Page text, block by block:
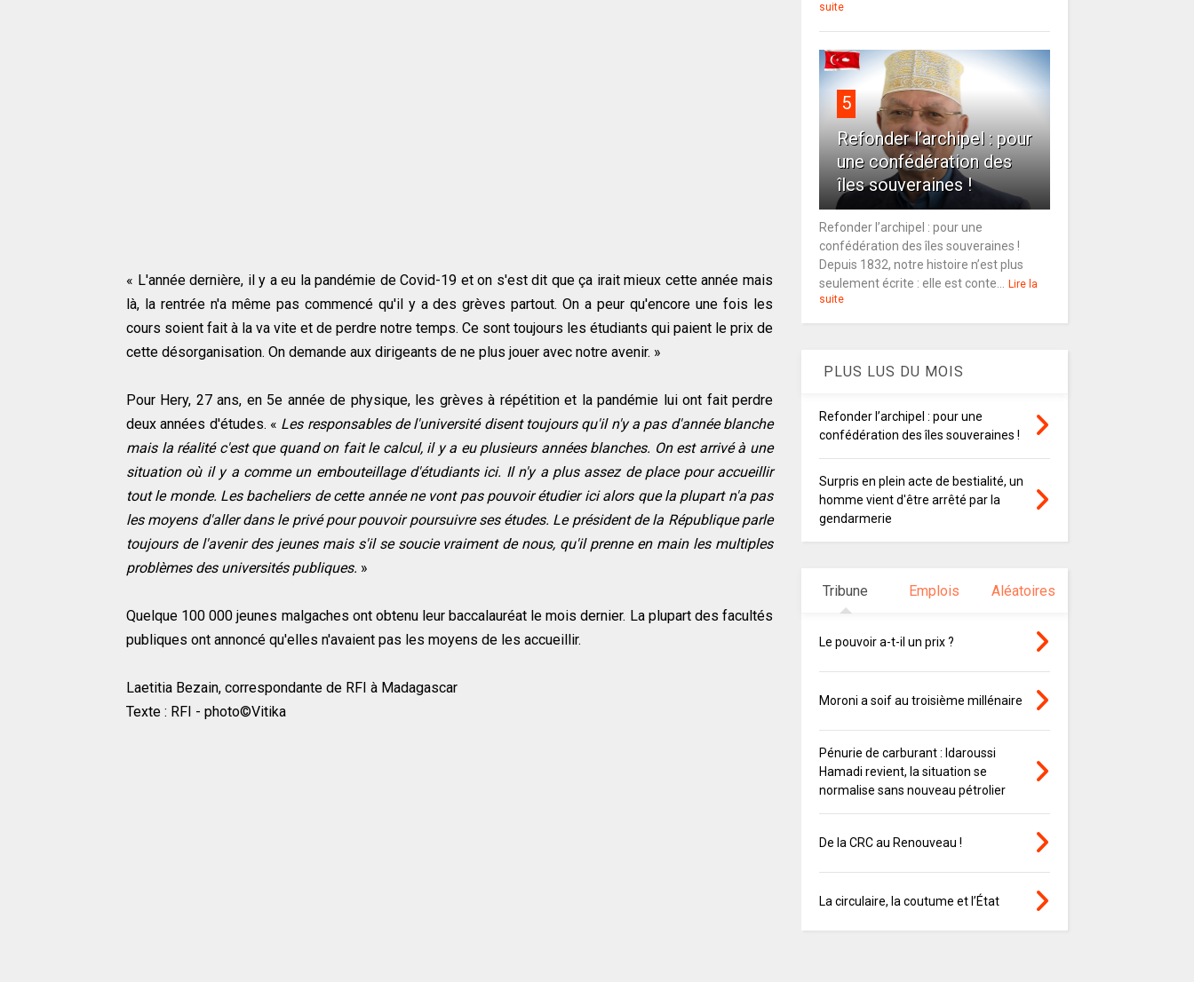
« L'année dernière, il y a eu la pandémie de Covid-19 et on s'est dit que ça irait mieux cette année mais
là, la rentrée n'a même pas commencé qu'il y a des grèves partout. On a peur qu'encore une fois les
cours soient fait à la va vite et de perdre notre temps. Ce sont toujours les étudiants qui paient le prix de
cette désorganisation. On demande aux dirigeants de ne plus jouer avec notre avenir. »
Pour Hery, 27 ans, en 5e année de physique, les grèves à répétition et la pandémie lui ont fait perdre
deux années d'études. « Les responsables de l'université disent toujours qu'il n'y a pas d'année blanche
mais la réalité c'est que quand on fait le calcul, il y a eu plusieurs années blanches. On est arrivé à une
situation où il y a comme un embouteillage d'étudiants ici. Il n'y a plus assez de place pour accueillir
tout le monde. Les bacheliers de cette année ne vont pas pouvoir étudier ici alors que la plupart n'a pas
les moyens d'aller dans le privé pour pouvoir poursuivre ses études. Le président de la République parle
toujours de l'avenir des jeunes mais s'il se soucie vraiment de nous, qu'il prenne en main les multiples
problèmes des universités publiques. »
Quelque 100 000 jeunes malgaches ont obtenu leur baccalauréat le mois dernier. La plupart des facultés
publiques ont annoncé qu'elles n'avaient pas les moyens de les accueillir.
Laetitia Bezain, correspondante de RFI à Madagascar
Texte : RFI - photo©Vitika
suite
5
Refonder l’archipel : pour
une confédération des
îles souveraines !
Refonder l’archipel : pour une
confédération des îles souveraines !
Depuis 1832, notre histoire n’est plus
seulement écrite : elle est conte...
Lire la
suite
PLUS LUS DU MOIS
Refonder l’archipel : pour une
confédération des îles souveraines !
Surpris en plein acte de bestialité, un
homme vient d'être arrêté par la
gendarmerie
Tribune Emplois Aléatoires
Le pouvoir a-t-il un prix ?
Moroni a soif au troisième millénaire
Pénurie de carburant : Idaroussi
Hamadi revient, la situation se
normalise sans nouveau pétrolier
De la CRC au Renouveau !
La circulaire, la coutume et l’État